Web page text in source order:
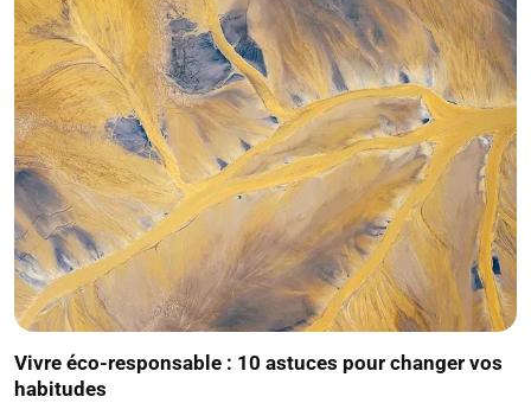
Vivre éco-responsable : 10 astuces pour changer vos
habitudes